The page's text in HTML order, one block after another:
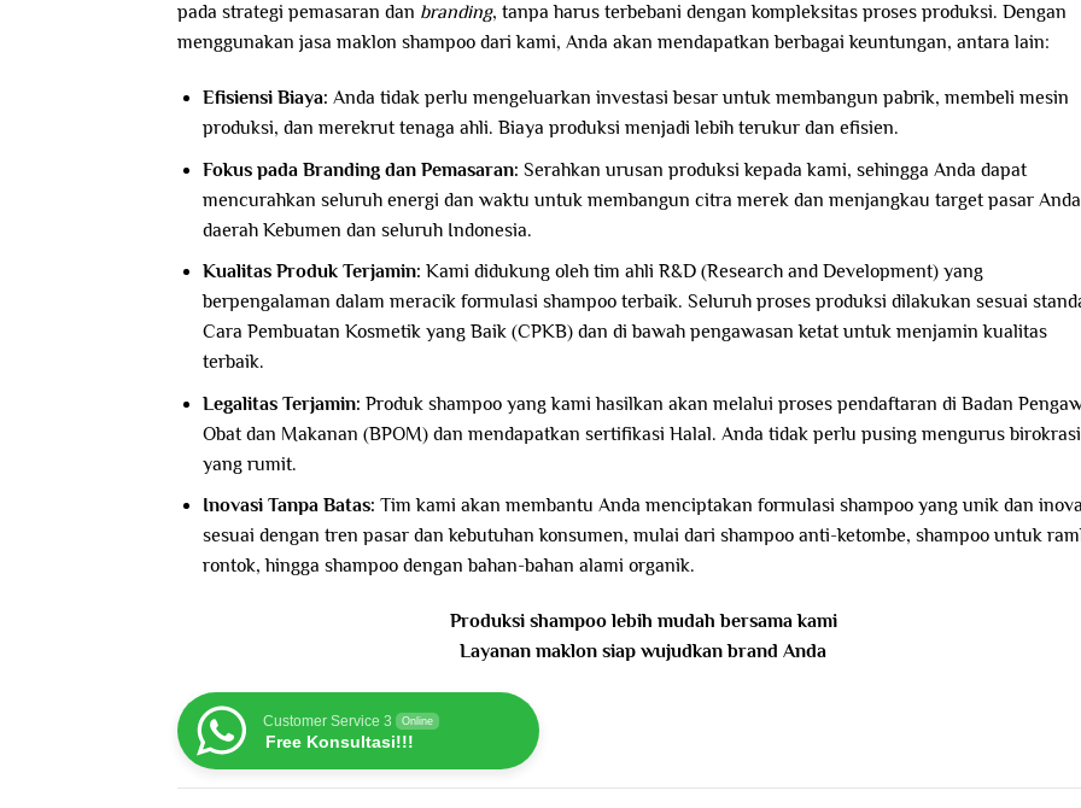
pada strategi pemasaran dan branding, tanpa harus terbebani dengan kompleksitas proses produksi. Dengan
menggunakan jasa maklon shampoo dari kami, Anda akan mendapatkan berbagai keuntungan, antara lain:
Efisiensi Biaya: Anda tidak perlu mengeluarkan investasi besar untuk membangun pabrik, membeli mesin
produksi, dan merekrut tenaga ahli. Biaya produksi menjadi lebih terukur dan efisien.
Fokus pada Branding dan Pemasaran: Serahkan urusan produksi kepada kami, sehingga Anda dapat
mencurahkan seluruh energi dan waktu untuk membangun citra merek dan menjangkau target pasar
daerah Kebumen dan seluruh Indonesia.
Kualitas Produk Terjamin: Kami didukung oleh tim ahli R&D (Research and Development) yang
berpengalaman dalam meracik formulasi shampoo terbaik. Seluruh proses produksi dilakukan sesuai
Cara Pembuatan Kosmetik yang Baik (CPKB) dan di bawah pengawasan ketat untuk menjamin kualitas
terbaik.
Legalitas Terjamin: Produk shampoo yang kami hasilkan akan melalui proses pendaftaran di Badan
Obat dan Makanan (BPOM) dan mendapatkan sertifikasi Halal. Anda tidak perlu pusing mengurus birokrasi
yang rumit.
Inovasi Tanpa Batas: Tim kami akan membantu Anda menciptakan formulasi shampoo yang unik dan
sesuai dengan tren pasar dan kebutuhan konsumen, mulai dari shampoo anti-ketombe, shampoo untuk
rontok, hingga shampoo dengan bahan-bahan alami organik.
Produksi shampoo lebih mudah bersama kami
Layanan maklon siap wujudkan brand Anda
Customer Service 3 Online
Free Konsultasi!!!